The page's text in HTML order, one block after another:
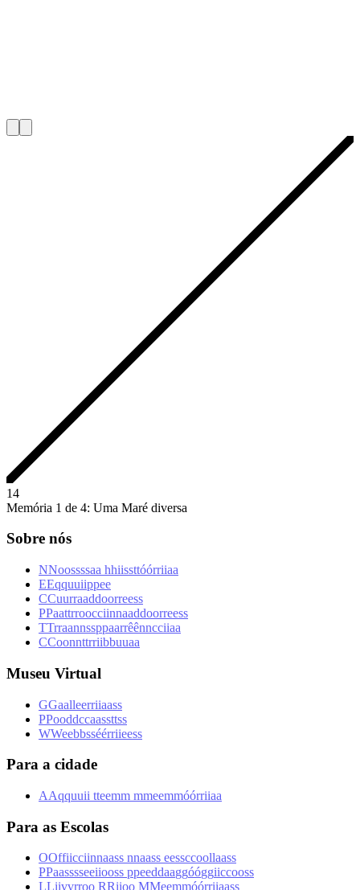
14
Memória 1 de 4: Uma Maré diversa
Sobre nós
NNoossssaa hhiissttóórriiaa
EEqquuiippee
CCuurraaddoorreess
PPaattrroocciinnaaddoorreess
TTrraannssppaarrêênncciiaa
CCoonnttrriibbuuaa
Museu Virtual
GGaalleerriiaass
PPooddccaassttss
WWeebbsséérriieess
Para a cidade
AAqquuii tteemm mmeemmóórriiaa
Para as Escolas
OOffiicciinnaass nnaass eessccoollaass
PPaasssseeiiooss ppeeddaaggóóggiiccooss
LLiivvrroo RRiioo MMeemmóórriiaass